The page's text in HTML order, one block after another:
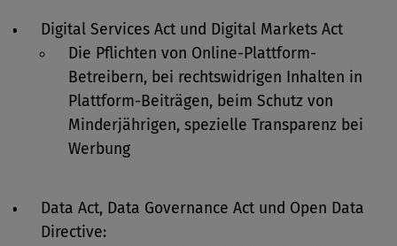
Digital Services Act und Digital Markets Act
Die Pflichten von Online-Plattform-
Betreibern, bei rechtswidrigen Inhalten in
Plattform-Beiträgen, beim Schutz von
Minderjährigen, spezielle Transparenz bei
Werbung
Data Act, Data Governance Act und Open Data
Directive: